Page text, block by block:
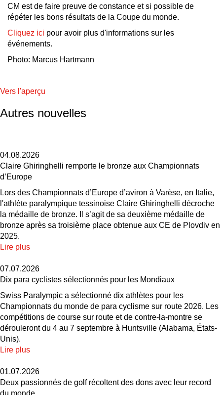
CM est de faire preuve de constance et si possible de
répéter les bons résultats de la Coupe du monde.
Cliquez ici pour avoir plus d'informations sur les
événements.
Photo: Marcus Hartmann
Vers l'aperçu
Autres nouvelles
04.08.2026
Claire Ghiringhelli remporte le bronze aux Championnats
d’Europe
Lors des Championnats d’Europe d’aviron à Varèse, en Italie,
l'athlète paralympique tessinoise Claire Ghiringhelli décroche
la médaille de bronze. Il s’agit de sa deuxième médaille de
bronze après sa troisième place obtenue aux CE de Plovdiv en
2025.
Lire plus
07.07.2026
Dix para cyclistes sélectionnés pour les Mondiaux
Swiss Paralympic a sélectionné dix athlètes pour les
Championnats du monde de para cyclisme sur route 2026. Les
compétitions de course sur route et de contre-la-montre se
dérouleront du 4 au 7 septembre à Huntsville (Alabama, États-
Unis).
Lire plus
01.07.2026
Deux passionnés de golf récoltent des dons avec leur record
du monde